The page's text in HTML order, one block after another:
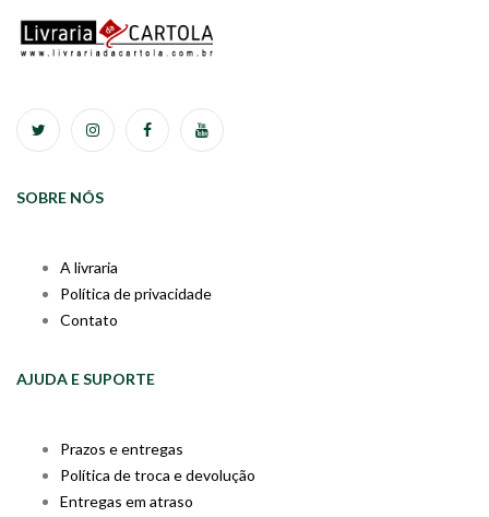
SOBRE NÓS
A livraria
Política de privacidade
Contato
AJUDA E SUPORTE
Prazos e entregas
Política de troca e devolução
Entregas em atraso